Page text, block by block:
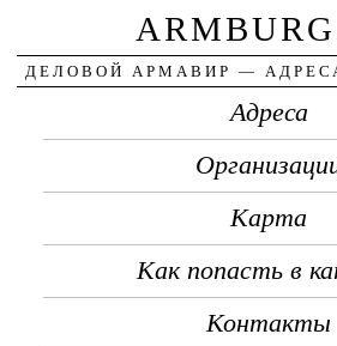
ДЕЛОВОЙ АРМАВИР —
Адреса
Карта
Как попасть в
Контакты